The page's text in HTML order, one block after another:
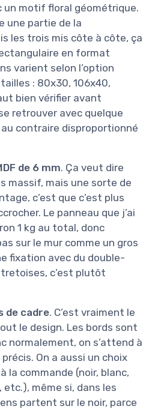
un motif floral géométrique.
une partie de la
les trois mis côte à côte, ça
en format
varient selon l’option
: 80x30, 106x40,
bien vérifier avant
retrouver avec quelque
contraire disproportionné
de 6 mm. Ça veut dire
massif, mais une sorte de
c’est que c’est plus
Le panneau que j’ai
1 kg au total, donc
sur le mur comme un gros
fixation avec du double-
c’est plutôt
de cadre. C’est vraiment le
le design. Les bords sont
normalement, on s’attend à
On a aussi un choix
la commande (noir, blanc,
etc.), même si, dans les
partent sur le noir, parce